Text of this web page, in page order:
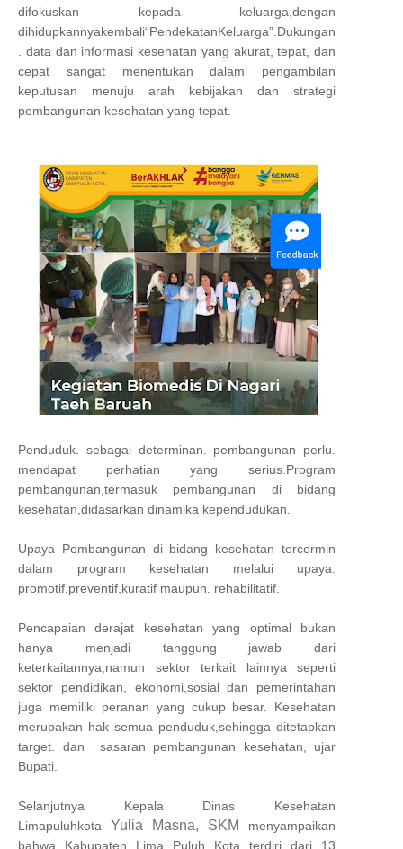
difokuskan kepada keluarga,dengan
dihidupkannyakembali“PendekatanKeluarga”.Dukungan
. data dan informasi kesehatan yang akurat, tepat, dan
cepat sangat menentukan dalam pengambilan
keputusan menuju arah kebijakan dan strategi
pembangunan kesehatan yang tepat.
Penduduk. sebagai determinan. pembangunan perlu.
mendapat perhatian yang serius.Program
pembangunan,termasuk pembangunan di bidang
kesehatan,didasarkan dinamika kependudukan.
Upaya Pembangunan di bidang kesehatan tercermin
dalam program kesehatan melalui upaya.
promotif,preventif,kuratif maupun. rehabilitatif.
Pencapaian derajat kesehatan yang optimal bukan
hanya menjadi tanggung jawab dari
keterkaitannya,namun sektor terkait lainnya seperti
sektor pendidikan, ekonomi,sosial dan pemerintahan
juga memiliki peranan yang cukup besar. Kesehatan
merupakan hak semua penduduk,sehingga ditetapkan
target. dan sasaran pembangunan kesehatan, ujar
Bupati.
Selanjutnya Kepala Dinas Kesehatan
Limapuluhkota Yulia Masna, SKM menyampaikan
bahwa Kabupaten Lima Puluh Kota terdiri dari 13